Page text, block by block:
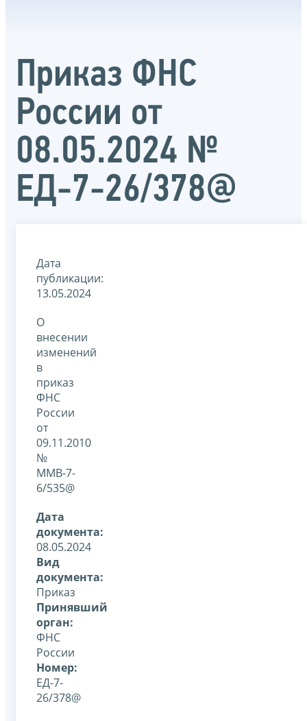
Приказ ФНС
России от
08.05.2024 №
ЕД-7-26/378@
Дата
публикации:
13.05.2024
О
внесении
изменений
в
приказ
ФНС
России
от
09.11.2010
№
ММВ-7-
6/535@
Дата
документа:
08.05.2024
Вид
документа:
Приказ
Принявший
орган:
ФНС
России
Номер:
ЕД-7-
26/378@